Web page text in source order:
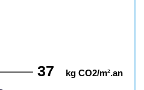
37 kg CO2/m².an